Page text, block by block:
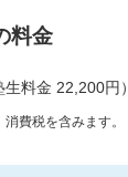
料金
生料金 22,200円）
費税を含みます。